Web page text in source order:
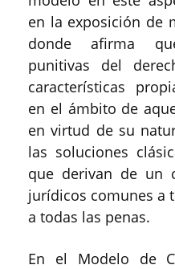
en la exposición de
donde afirma
punitivas del
características
en el ámbito de
en virtud de su
las soluciones
que derivan de un
jurídicos comunes a
a todas las penas.
En el Modelo de